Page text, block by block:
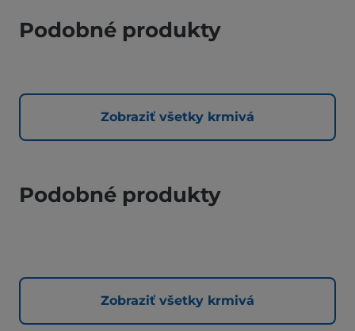
Podobné produkty
Zobraziť všetky krmivá
Podobné produkty
Zobraziť všetky krmivá